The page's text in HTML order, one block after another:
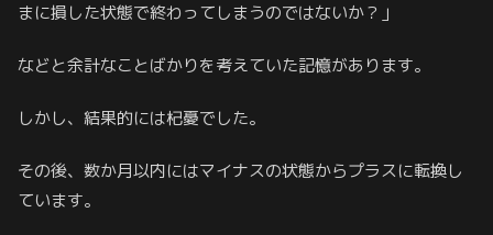
まに損した状態で終わってしまうのではないか？」
などと余計なことばかりを考えていた記憶があります。
しかし、結果的には杞憂でした。
その後、数か月以内にはマイナスの状態からプラスに転換し
ています。